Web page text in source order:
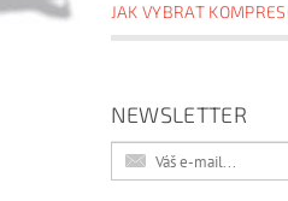
JAK VYBRAT
NEWSLETTER